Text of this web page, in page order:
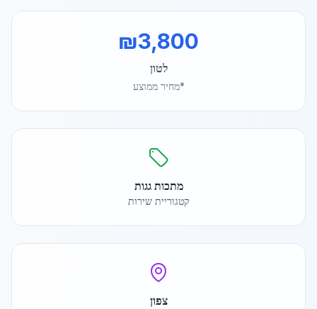
₪3,800
לטון
*מחיר ממוצע
מתכות גגות
קטגוריית שירות
צפון